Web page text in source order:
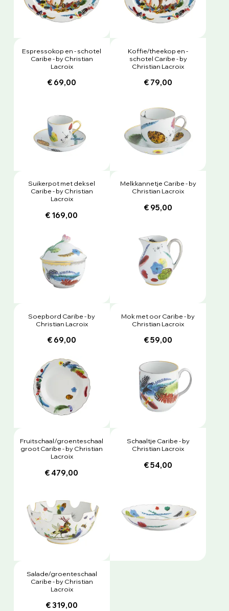
Espressokop en - schotel
Caribe - by Christian
Lacroix
€ 69,00
Koffie/theekop en -
schotel Caribe - by
Christian Lacroix
€ 79,00
Suikerpot met deksel
Caribe - by Christian
Lacroix
€ 169,00
Melkkannetje Caribe - by
Christian Lacroix
€ 95,00
Soepbord Caribe - by
Christian Lacroix
€ 69,00
Mok met oor Caribe - by
Christian Lacroix
€ 59,00
Fruitschaal/groenteschaal
groot Caribe - by Christian
Lacroix
€ 479,00
Schaaltje Caribe - by
Christian Lacroix
€ 54,00
Salade/groenteschaal
Caribe - by Christian
Lacroix
€ 319,00